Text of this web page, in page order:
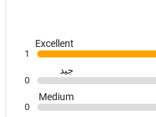
Excellent
1
جيد
0
Medium
0